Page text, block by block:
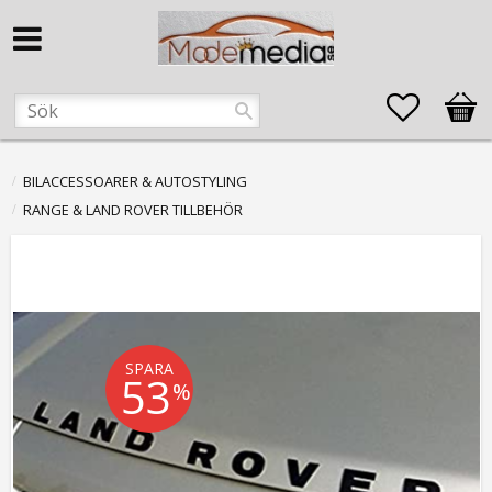
Favoriter
BILACCESSOARER & AUTOSTYLING
RANGE & LAND ROVER TILLBEHÖR
SPARA
53%